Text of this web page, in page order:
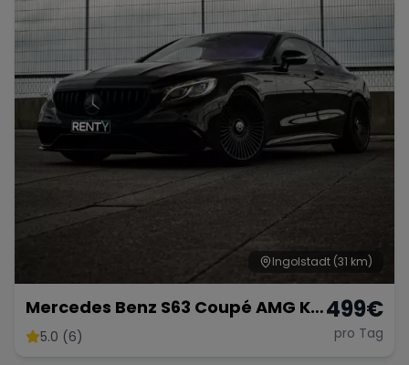
Ford Jaguar
Tesla Chevrolet Dodge
Bentley Aston Martin
Bugatti Lotus Maserati
Zeitraum wählen
Ingolstadt (31 km)
Mercedes Benz S63 Coupé AMG KM
FREI5.0 (6)
499€
pro Tag